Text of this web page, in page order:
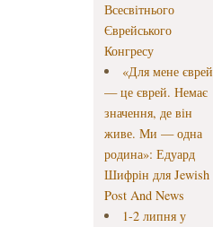
Всесвітнього
Єврейського
Конгресу
«Для мене єврей
— це єврей. Немає
значення, де він
живе. Ми — одна
родина»: Едуард
Шифрін для Jewish
Post And News
1-2 липня у